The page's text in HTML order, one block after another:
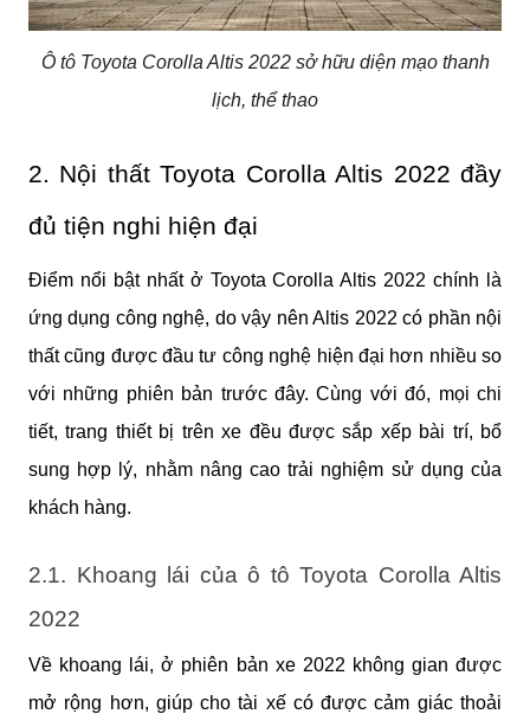
Ô tô Toyota Corolla Altis 2022 sở hữu diện mạo thanh
lịch, thể thao
2. Nội thất Toyota Corolla Altis 2022 đầy
đủ tiện nghi hiện đại
Điểm nổi bật nhất ở Toyota Corolla Altis 2022 chính là
ứng dụng công nghệ, do vậy nên Altis 2022 có phần nội
thất cũng được đầu tư công nghệ hiện đại hơn nhiều so
với những phiên bản trước đây. Cùng với đó, mọi chi
tiết, trang thiết bị trên xe đều được sắp xếp bài trí, bổ
sung hợp lý, nhằm nâng cao trải nghiệm sử dụng của
khách hàng.
2.1. Khoang lái của ô tô Toyota Corolla Altis
2022
Về khoang lái, ở phiên bản xe 2022 không gian được
mở rộng hơn, giúp cho tài xế có được cảm giác thoải